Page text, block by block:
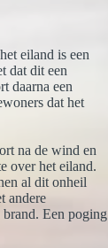
eiland is een
dat dit een
daarna een
dat het
na de wind en
over het eiland.
al dit onheil
andere
brand. Een poging